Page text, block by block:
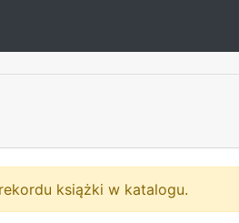
książki w katalogu.